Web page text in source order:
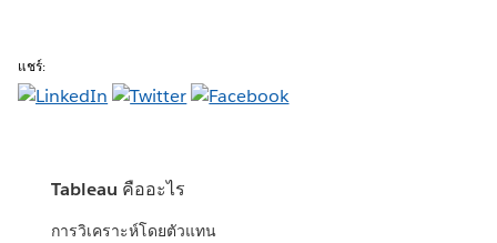
แชร์:
Tableau คืออะไร
การวิเคราะห์โดยตัวแทน